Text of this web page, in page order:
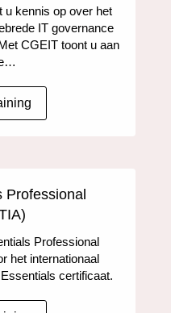
u kennis op over het
IT governance
CGEIT toont u aan
Professional
Professional
het internationaal
certificaat.